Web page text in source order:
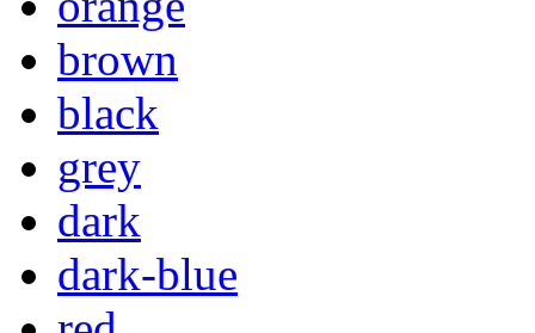
brown
black
grey
dark
dark-blue